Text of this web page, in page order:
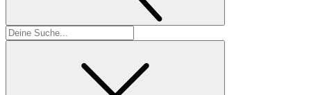
Suchen
nach: